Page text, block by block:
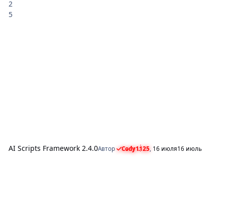
AI Scripts Framework 2.4.0Автор Cody1125, 16 июля16 июль